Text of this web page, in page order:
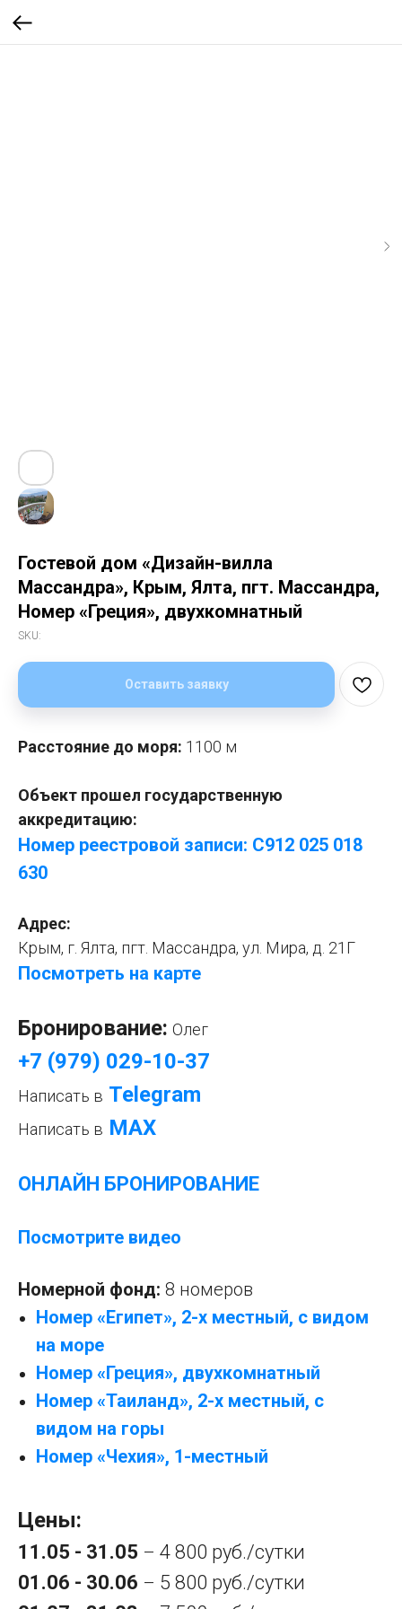
Гостевой дом «Дизайн-вилла
Массандра», Крым, Ялта, пгт. Массандра,
Номер «Греция», двухкомнатный
SKU:
Оставить заявку
Расстояние до моря: 1100 м
Объект прошел государственную
аккредитацию:
Номер реестровой записи: С912 025 018
630
Адрес:
Крым, г. Ялта, пгт. Массандра, ул. Мира, д. 21Г
Посмотреть на карте
Бронирование: Олег
+7 (979) 029-10-37
Написать в Telegram
Написать в МАХ
ОНЛАЙН БРОНИРОВАНИЕ
Посмотрите видео
Номерной фонд: 8 номеров
Номер «Египет», 2-х местный, с видом
на море
Номер «Греция», двухкомнатный
Номер «Таиланд», 2-х местный, с
видом на горы
Номер «Чехия», 1-местный
Цены:
11.05 - 31.05 – 4 800 руб./сутки
01.06 - 30.06 – 5 800 руб./сутки